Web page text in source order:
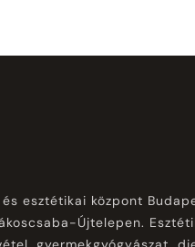
esztétikai központ
Újtelepen.